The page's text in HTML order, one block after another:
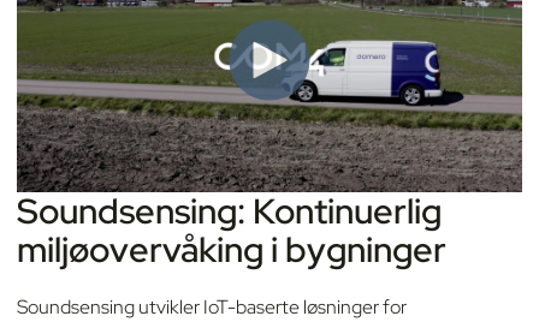
Soundsensing: Kontinuerlig
miljøovervåking i bygninger
Soundsensing utvikler IoT-baserte løsninger for